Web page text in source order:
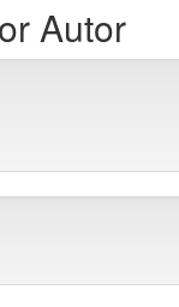
Autor